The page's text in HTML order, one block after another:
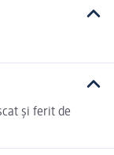
și ferit de